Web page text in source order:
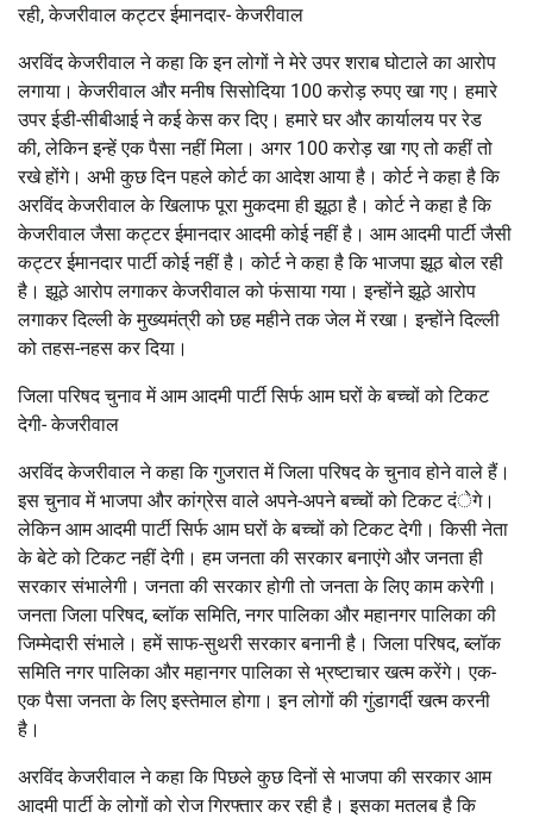
रही, केजरीवाल कट्टर ईमानदार- केजरीवाल
अरविंद केजरीवाल ने कहा कि इन लोगों ने मेरे उपर शराब घोटाले का आरोप
लगाया। केजरीवाल और मनीष सिसोदिया 100 करोड़ रुपए खा गए। हमारे
उपर ईडी-सीबीआई ने कई केस कर दिए। हमारे घर और कार्यालय पर रेड
की, लेकिन इन्हें एक पैसा नहीं मिला। अगर 100 करोड़ खा गए तो कहीं तो
रखे होंगे। अभी कुछ दिन पहले कोर्ट का आदेश आया है। कोर्ट ने कहा है कि
अरविंद केजरीवाल के खिलाफ पूरा मुकदमा ही झूठा है। कोर्ट ने कहा है कि
केजरीवाल जैसा कट्टर ईमानदार आदमी कोई नहीं है। आम आदमी पार्टी जैसी
कट्टर ईमानदार पार्टी कोई नहीं है। कोर्ट ने कहा है कि भाजपा झूठ बोल रही
है। झूठे आरोप लगाकर केजरीवाल को फंसाया गया। इन्होंने झूठे आरोप
लगाकर दिल्ली के मुख्यमंत्री को छह महीने तक जेल में रखा। इन्होंने दिल्ली
को तहस-नहस कर दिया।
जिला परिषद चुनाव में आम आदमी पार्टी सिर्फ आम घरों के बच्चों को टिकट
देगी- केजरीवाल
अरविंद केजरीवाल ने कहा कि गुजरात में जिला परिषद के चुनाव होने वाले हैं।
इस चुनाव में भाजपा और कांग्रेस वाले अपने-अपने बच्चों को टिकट दंेगे।
लेकिन आम आदमी पार्टी सिर्फ आम घरों के बच्चों को टिकट देगी। किसी नेता
के बेटे को टिकट नहीं देगी। हम जनता की सरकार बनाएंगे और जनता ही
सरकार संभालेगी। जनता की सरकार होगी तो जनता के लिए काम करेगी।
जनता जिला परिषद, ब्लॉक समिति, नगर पालिका और महानगर पालिका की
जिम्मेदारी संभाले। हमें साफ-सुथरी सरकार बनानी है। जिला परिषद, ब्लॉक
समिति नगर पालिका और महानगर पालिका से भ्रष्टाचार खत्म करेंगे। एक-
एक पैसा जनता के लिए इस्तेमाल होगा। इन लोगों की गुंडागर्दी खत्म करनी
है।
अरविंद केजरीवाल ने कहा कि पिछले कुछ दिनों से भाजपा की सरकार आम
आदमी पार्टी के लोगों को रोज गिरफ्तार कर रही है। इसका मतलब है कि